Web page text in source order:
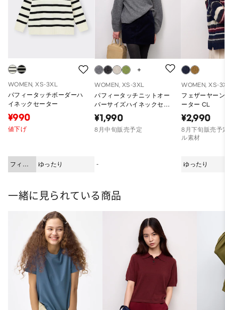
WOMEN, XS-3XL
パフィータッチボーダーハ
イネックセーター
¥990
値下げ
フィッ
ト
ゆったり
WOMEN, XS-3XL
パフィータッチニットオー
バーサイズハイネックセー
ターCL
¥1,990
8月中旬販売予定
-
WOMEN, XS-
フェザーヤー
ーター CL
¥2,990
8月下旬販売予
ル素材
ゆったり
一緒に見られている商品